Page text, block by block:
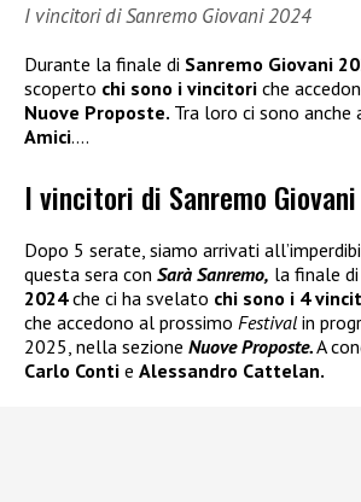
I vincitori di Sanremo Giovani 2024
Durante la finale di Sanremo Giovani
scoperto chi sono i vincitori che
Nuove Proposte. Tra loro ci sono
Amici….
I vincitori di Sanremo
Dopo 5 serate, siamo arrivati
questa sera con Sarà Sanremo, la finale di
2024che ci ha svelato chi sono i 4
che accedono al prossimo Festival in
2025, nella sezione Nuove Proposte.A
Carlo Conti e Alessandro Cattelan.